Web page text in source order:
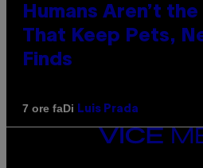
Humans Aren’t
That Keep Pets,
Finds
7 ore faDi Luis Prada
VICE
MEDIA